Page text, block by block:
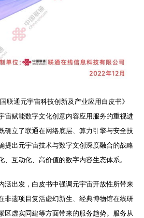
联通元宇宙科技创新及产业应用白皮书》
宙赋能数字文化创意内容应用服务的重视进
确立了联通在网络底层、算力引擎与安全技
提出元宇宙技术与数字文创深度融合的战略
、互动化、高价值的数字内容生态体系。
涵出发，白皮书中强调元宇宙开放性所带来
非遗项目复活虚幻新生、经典博物馆在线研
区虚实同建等方面带来的服务趋势。服务从